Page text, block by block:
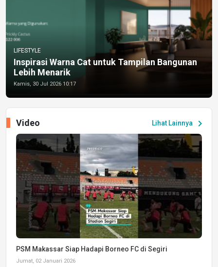
LIFESTYLE
Inspirasi Warna Cat untuk Tampilan Bangunan
Lebih Menarik
Kamis, 30 Jul 2026 10:17
Lihat Lainnya chevron_right
Video
PSM Makassar Siap Hadapi Borneo FC di Segiri
Jumat, 02 Januari 2026